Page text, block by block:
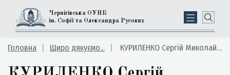
Чернігівська ОУНБ
ім. Софії та Олександра Русових
Головна Щиро дякуємо... КУРИЛЕНКО Сергій Миколайович